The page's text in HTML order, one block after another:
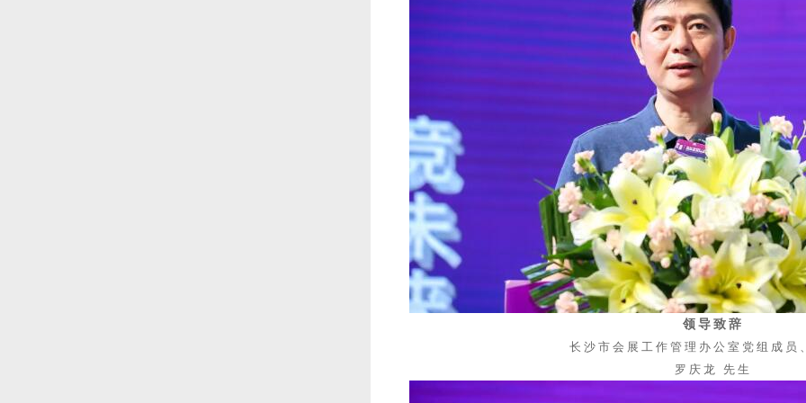
领导致辞
长沙市会展工作管理办公室党组成员
罗庆龙 先生